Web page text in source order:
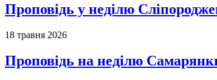
Проповідь у неділю
18 травня 2026
Проповідь на неділю